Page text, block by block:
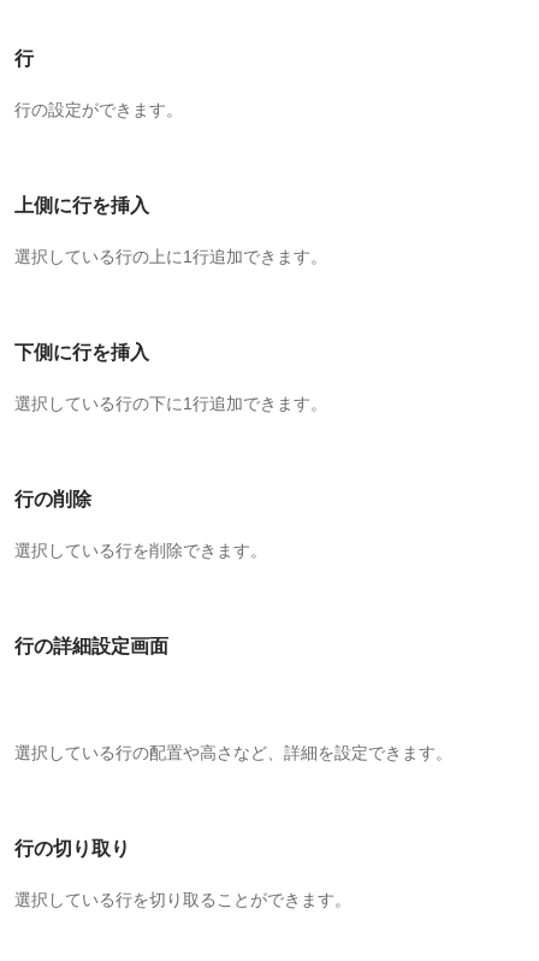
行
行の設定ができます。
上側に行を挿入
選択している行の上に1行追加できます。
下側に行を挿入
選択している行の下に1行追加できます。
行の削除
選択している行を削除できます。
行の詳細設定画面
選択している行の配置や高さなど、詳細を設定できます。
行の切り取り
選択している行を切り取ることができます。